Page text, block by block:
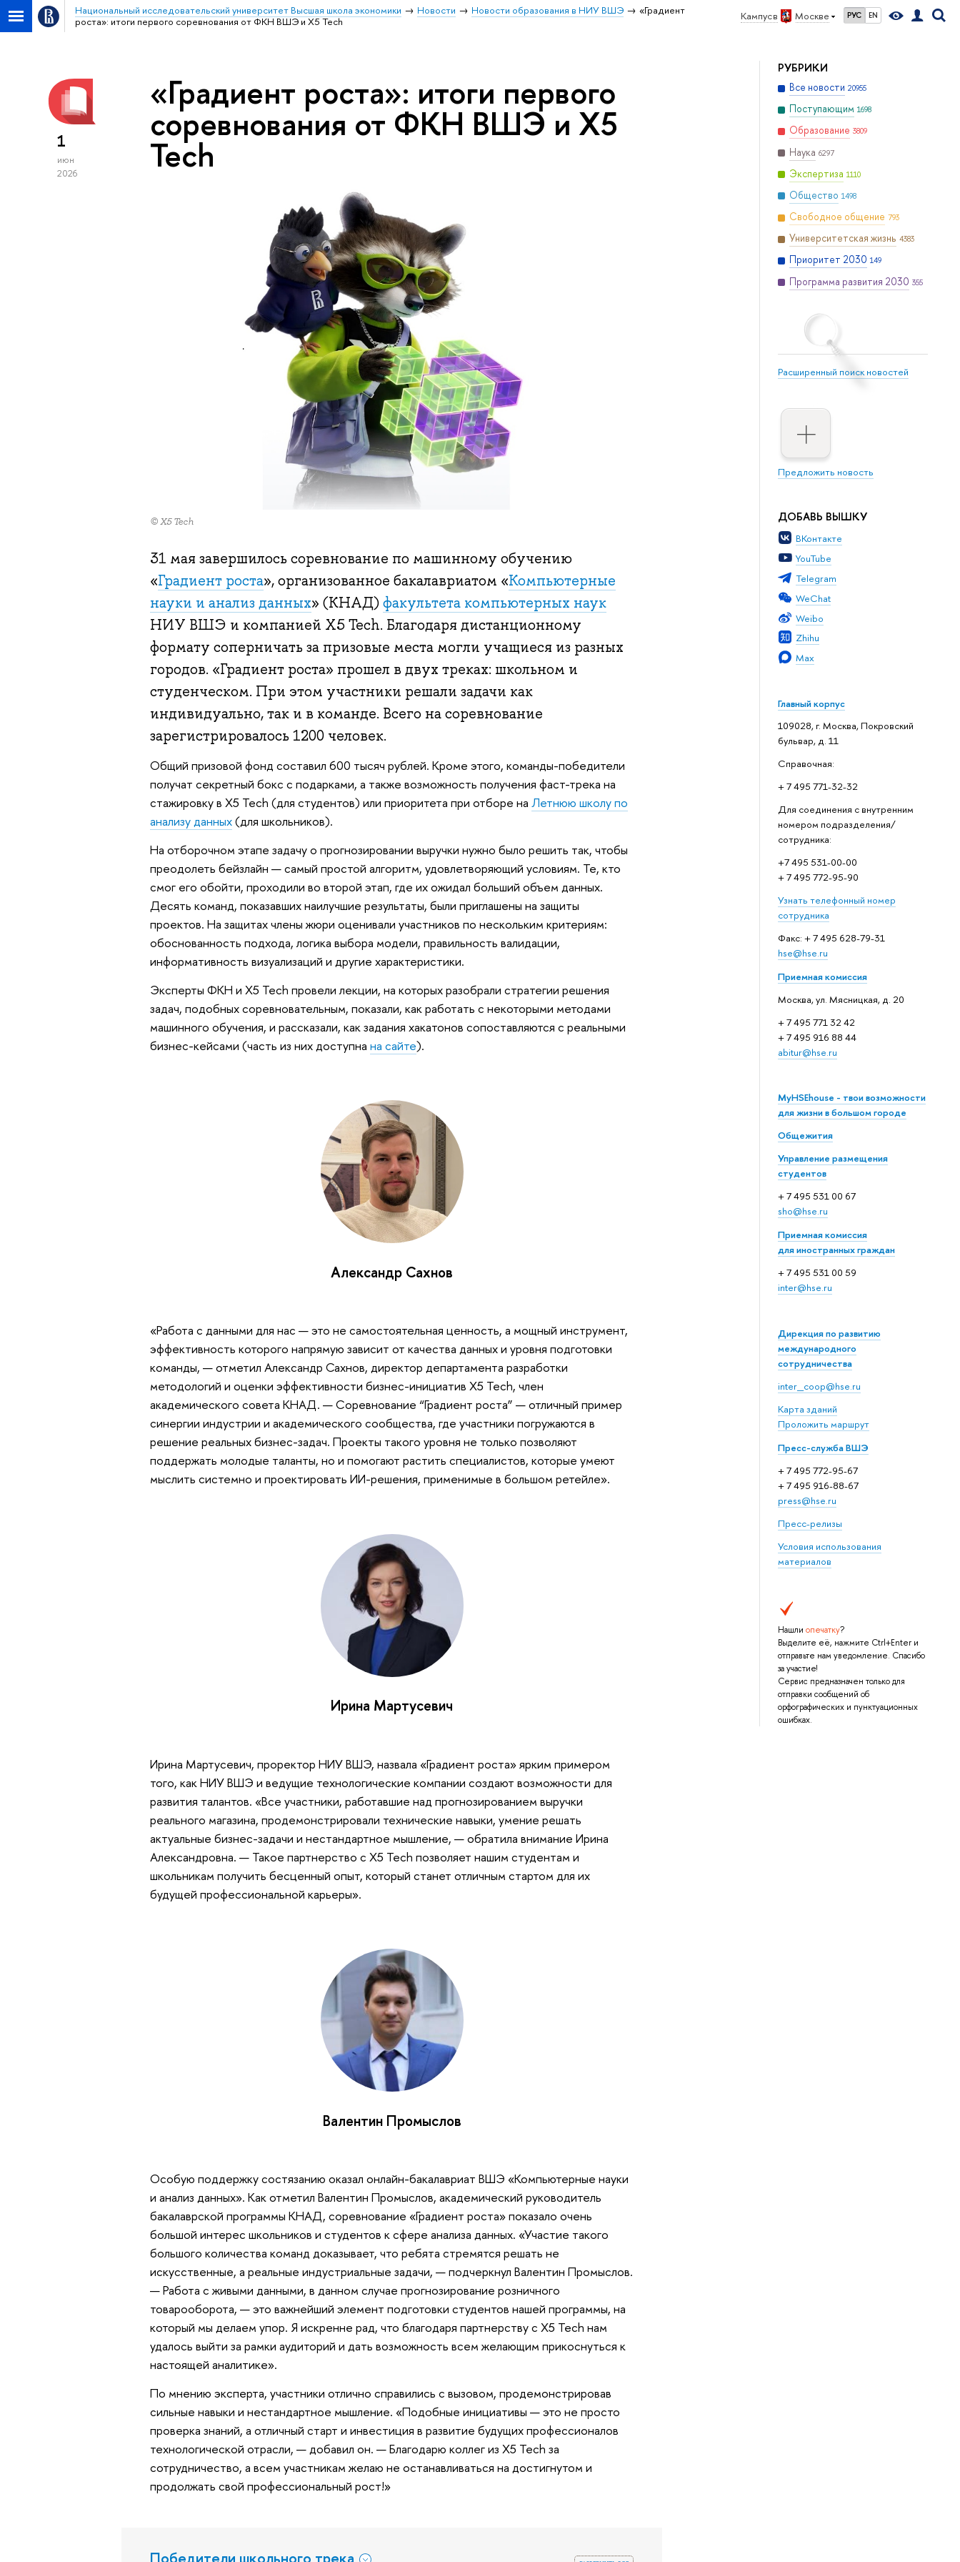
Кампус в Москве РУС EN
Национальный исследовательский университет Высшая школа экономики Новости Новости образования в НИУ ВШЭ
«Градиент
роста»: итоги первого соревнования от ФКН ВШЭ и X5 Tech
РУБРИКИ
Все новости 20955
Поступающим 1698
Образование 3809
Наука 6297
Экспертиза 1110
Общество 1498
Свободное общение 793
Университетская жизнь 4383
Приоритет 2030 149
Программа развития 2030 355
Расширенный поиск новостей
Предложить новость
ДОБАВЬ ВЫШКУ
ВКонтакте
YouTube
Telegram
WeChat
Weibo
Zhihu
Max
Главный корпус
109028, г. Москва, Покровский
бульвар, д. 11
Справочная:
+ 7 495 771-32-32
Для соединения с внутренним
номером подразделения/
сотрудника:
+7 495 531-00-00
+ 7 495 772-95-90
Узнать телефонный номер
сотрудника
Факс: + 7 495 628-79-31
hse@hse.ru
Приемная комиссия
Москва, ул. Мясницкая, д. 20
+ 7 495 771 32 42
+ 7 495 916 88 44
abitur@hse.ru
MyHSEhouse - твои возможности
для жизни в большом городе
Общежития
Управление размещения
студентов
+ 7 495 531 00 67
sho@hse.ru
Приемная комиссия
для иностранных граждан
+ 7 495 531 00 59
inter@hse.ru
Дирекция по развитию
международного
сотрудничества
inter_coop@hse.ru
Карта зданий
Проложить маршрут
Пресс-служба ВШЭ
+ 7 495 772-95-67
+ 7 495 916-88-67
press@hse.ru
Пресс-релизы
Условия использования
материалов
Нашли опечатку?
Выделите её, нажмите Ctrl+Enter и
отправьте нам уведомление. Спасибо
за участие!
Сервис предназначен только для
отправки сообщений об
орфографических и пунктуационных
ошибках.
1
июн
2026
«Градиент роста»: итоги первого
соревнования от ФКН ВШЭ и X5
Tech
© X5 Tech
31 мая завершилось соревнование по машинному обучению
«Градиент роста», организованное бакалавриатом «Компьютерные
науки и анализ данных» (КНАД)факультета компьютерных наук
НИУ ВШЭ и компанией X5 Tech. Благодаря дистанционному
формату соперничать за призовые места могли учащиеся из разных
городов. «Градиент роста» прошел в двух треках: школьном и
студенческом. При этом участники решали задачи как
индивидуально, так и в команде. Всего на соревнование
зарегистрировалось 1200 человек.
Общий призовой фонд составил 600 тысяч рублей. Кроме этого, команды-победители
получат секретный бокс с подарками, а также возможность получения фаст-трека на
стажировку в X5 Tech (для студентов) или приоритета при отборе на Летнюю школу по
анализу данных(для школьников).
На отборочном этапе задачу о прогнозировании выручки нужно было решить так, чтобы
преодолеть бейзлайн — самый простой алгоритм, удовлетворяющий условиям. Те, кто
смог его обойти, проходили во второй этап, где их ожидал больший объем данных.
Десять команд, показавших наилучшие результаты, были приглашены на защиты
проектов. На защитах члены жюри оценивали участников по нескольким критериям:
обоснованность подхода, логика выбора модели, правильность валидации,
информативность визуализаций и другие характеристики.
Эксперты ФКН и X5 Tech провели лекции, на которых разобрали стратегии решения
задач, подобных соревновательным, показали, как работать с некоторыми методами
машинного обучения, и рассказали, как задания хакатонов сопоставляются с реальными
бизнес-кейсами (часть из них доступна на сайте).
Александр Сахнов
«Работа с данными для нас — это не самостоятельная ценность, а мощный инструмент,
эффективность которого напрямую зависит от качества данных и уровня подготовки
команды, — отметил Александр Сахнов, директор департамента разработки
методологий и оценки эффективности бизнес-инициатив X5 Tech, член
академического совета КНАД. — Соревнование “Градиент роста” — отличный пример
синергии индустрии и академического сообщества, где участники погружаются в
решение реальных бизнес-задач. Проекты такого уровня не только позволяют
поддержать молодые таланты, но и помогают растить специалистов, которые умеют
мыслить системно и проектировать ИИ-решения, применимые в большом ретейле».
Ирина Мартусевич
Ирина Мартусевич, проректор НИУ ВШЭ, назвала «Градиент роста» ярким примером
того, как НИУ ВШЭ и ведущие технологические компании создают возможности для
развития талантов. «Все участники, работавшие над прогнозированием выручки
реального магазина, продемонстрировали технические навыки, умение решать
актуальные бизнес-задачи и нестандартное мышление, — обратила внимание Ирина
Александровна. — Такое партнерство с X5 Tech позволяет нашим студентам и
школьникам получить бесценный опыт, который станет отличным стартом для их
будущей профессиональной карьеры».
Валентин Промыслов
Особую поддержку состязанию оказал онлайн-бакалавриат ВШЭ «Компьютерные науки
и анализ данных». Как отметил Валентин Промыслов, академический руководитель
бакалаврской программы КНАД, соревнование «Градиент роста» показало очень
большой интерес школьников и студентов к сфере анализа данных. «Участие такого
большого количества команд доказывает, что ребята стремятся решать не
искусственные, а реальные индустриальные задачи, — подчеркнул Валентин Промыслов.
— Работа с живыми данными, в данном случае прогнозирование розничного
товарооборота, — это важнейший элемент подготовки студентов нашей программы, на
который мы делаем упор. Я искренне рад, что благодаря партнерству с X5 Tech нам
удалось выйти за рамки аудиторий и дать возможность всем желающим прикоснуться к
настоящей аналитике».
По мнению эксперта, участники отлично справились с вызовом, продемонстрировав
сильные навыки и нестандартное мышление. «Подобные инициативы — это не просто
проверка знаний, а отличный старт и инвестиция в развитие будущих профессионалов
технологической отрасли, — добавил он. — Благодарю коллег из X5 Tech за
сотрудничество, а всем участникам желаю не останавливаться на достигнутом и
продолжать свой профессиональный рост!»
Победители школьного трека